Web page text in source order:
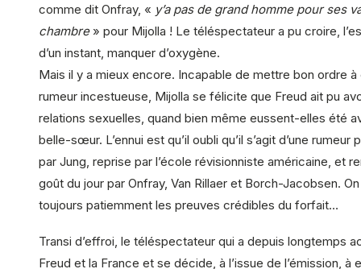
comme dit Onfray, « y’a pas de grand homme pour ses
chambre» pour Mijolla ! Le téléspectateur a pu croire,
d’un instant, manquer d’oxygène.
Mais il y a mieux encore. Incapable de mettre bon ordre
rumeur incestueuse, Mijolla se félicite que Freud ait pu
relations sexuelles, quand bien même eussent-elles été
belle-sœur. L’ennui est qu’il oubli qu’il s’agit d’une rumeur
par Jung, reprise par l’école révisionniste américaine, et
goût du jour par Onfray, Van Rillaer et Borch-Jacobsen.
toujours patiemment les preuves crédibles du forfait…
Transi d’effroi, le téléspectateur qui a depuis longtemps
Freud et la France et se décide, à l’issue de l’émission, à